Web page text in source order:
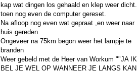
kap wat dingen los gehaald en klep weer dicht.
toen nog even de computer gereset.
Na afloop nog even wat gepraat ,en weer naar
huis gereden
Ongeveer na 75km begon weer het lampje te
branden
Weer gebeld met de Heer van Workum ""JA IK
BEL JE WEL OP WANNEER JE LANGS KAN